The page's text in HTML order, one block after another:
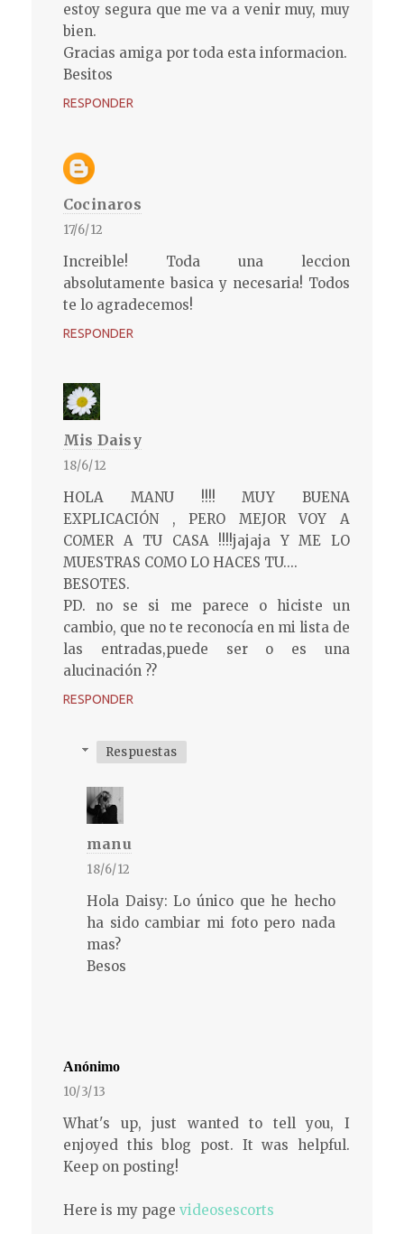
estoy segura que me va a venir muy, muy
bien.
Gracias amiga por toda esta informacion.
Besitos
RESPONDER
Cocinaros
17/6/12
Increible! Toda una leccion
absolutamente basica y necesaria! Todos
te lo agradecemos!
RESPONDER
Mis Daisy
18/6/12
HOLA MANU !!!! MUY BUENA
EXPLICACIÓN , PERO MEJOR VOY A
COMER A TU CASA !!!!jajaja Y ME LO
MUESTRAS COMO LO HACES TU....
BESOTES.
PD. no se si me parece o hiciste un
cambio, que no te reconocía en mi lista de
las entradas,puede ser o es una
alucinación ??
RESPONDER
Respuestas
manu
18/6/12
Hola Daisy: Lo único que he hecho
ha sido cambiar mi foto pero nada
mas?
Besos
Anónimo
10/3/13
What's up, just wanted to tell you, I
enjoyed this blog post. It was helpful.
Keep on posting!
Here is my page videosescorts